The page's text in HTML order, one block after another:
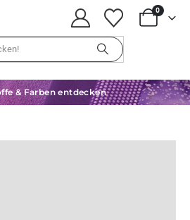
0
& Farben entdecken